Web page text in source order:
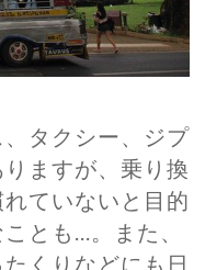
タクシー、ジプ
ますが、乗り換
ていないと目的
とも…。また、
くりなどにも日